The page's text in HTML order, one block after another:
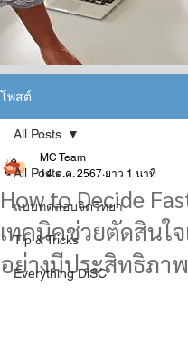
โพสต์
All Posts
แบบทดสอบจิตวิทยา
Tip & Tricks
Everything DiSC
All Posts
How to Decide
เทคนิคช่วยตัดสินใจ
อย่างมีประสิทธิภาพ
MC Team
14 ต.ค. 2567 ยาว 1 นาที